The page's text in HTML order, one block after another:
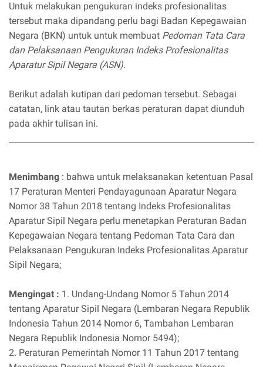
Untuk melakukan pengukuran indeks profesionalitas
tersebut maka dipandang perlu bagi Badan Kepegawaian
Negara (BKN) untuk untuk membuat Pedoman Tata Cara
dan Pelaksanaan Pengukuran Indeks Profesionalitas
Aparatur Sipil Negara (ASN).
Berikut adalah kutipan dari pedoman tersebut. Sebagai
catatan, link atau tautan berkas peraturan dapat diunduh
pada akhir tulisan ini.
Menimbang : bahwa untuk melaksanakan ketentuan Pasal
17 Peraturan Menteri Pendayagunaan Aparatur Negara
Nomor 38 Tahun 2018 tentang Indeks Profesionalitas
Aparatur Sipil Negara perlu menetapkan Peraturan Badan
Kepegawaian Negara tentang Pedoman Tata Cara dan
Pelaksanaan Pengukuran Indeks Profesionalitas Aparatur
Sipil Negara;
Mengingat : 1. Undang-Undang Nomor 5 Tahun 2014
tentang Aparatur Sipil Negara (Lembaran Negara Republik
Indonesia Tahun 2014 Nomor 6, Tambahan Lembaran
Negara Republik Indonesia Nomor 5494);
2. Peraturan Pemerintah Nomor 11 Tahun 2017 tentang